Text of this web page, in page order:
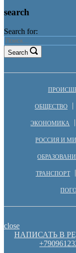
search
Search for:
Search
ОБЩЕСТВО
ЭКОНОМИКА
РОССИЯ И
ТРАНСПОРТ
close
НАПИСАТЬ В